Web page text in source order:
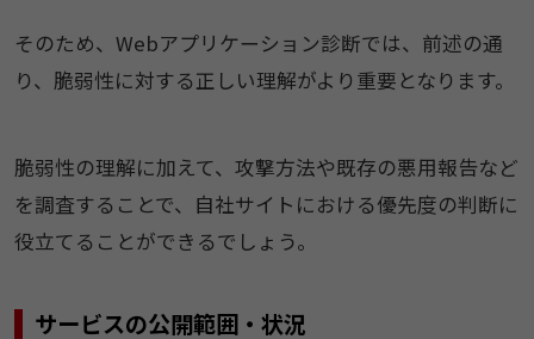
そのため、Webアプリケーション診断では、前述の通
り、脆弱性に対する正しい理解がより重要となります。
脆弱性の理解に加えて、攻撃方法や既存の悪用報告など
を調査することで、自社サイトにおける優先度の判断に
役立てることができるでしょう。
サービスの公開範囲・状況